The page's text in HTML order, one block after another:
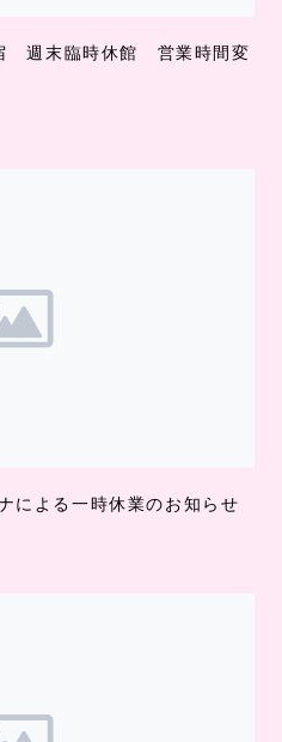
週末臨時休館 営業時間変
による一時休業のお知らせ